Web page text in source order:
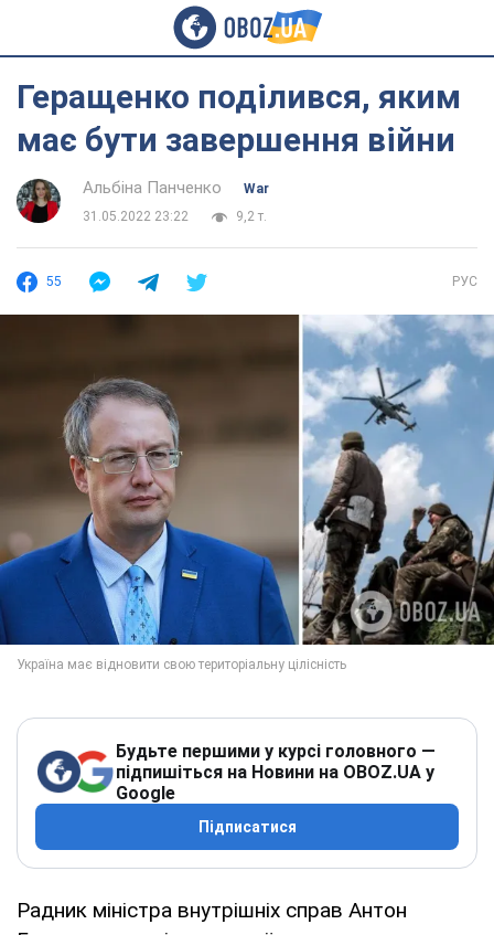
Геращенко поділився, яким
має бути завершення війни
Альбіна Панченко
War
31.05.2022 23:22
9,2 т.
55 РУС
Будьте першими у курсі головного —
підпишіться на Новини на OBOZ.UA у
Google
Підписатися
Радник міністра внутрішніх справ Антон